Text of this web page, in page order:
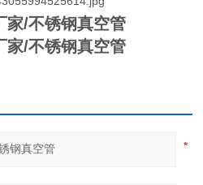
家/不锈钢真空管
家/不锈钢真空管